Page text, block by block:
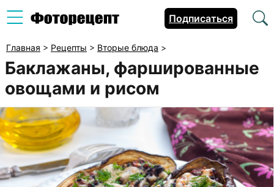
Подписаться
Главная > Рецепты > Вторые блюда >
Баклажаны, фаршированные
овощами и рисом